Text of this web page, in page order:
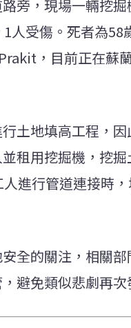
旁，現場一輛挖
人受傷。死者為58
，目前正在蘇
土地填高工程，
租用挖掘機，挖
進行管道連接時
全的關注，相關
避免類似悲劇再次